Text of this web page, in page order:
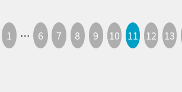
1 … 6 7 8 9 10 11 12 13